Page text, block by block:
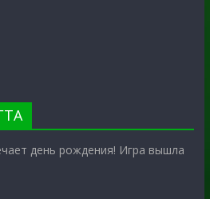
день рождения! Игра вышла